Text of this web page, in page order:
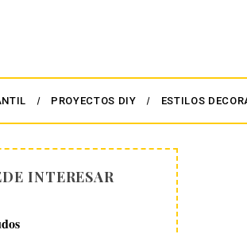
PROYECTOS DIY ESTILOS
INTERESAR